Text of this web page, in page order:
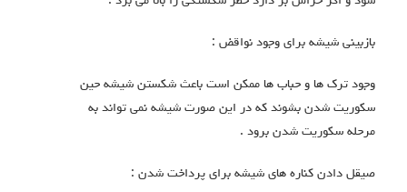
بازبینی شیشه برای وجود نواقض :
وجود ترک ها و حباب ها ممکن است باعث شکستن شیشه حین
سکوریت شدن بشوند که در این صورت شیشه نمی تواند به
مرحله سکوریت شدن برود .
صیقل دادن کناره های شیشه برای پرداخت شدن :